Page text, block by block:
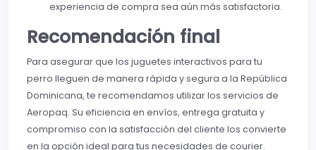
experiencia de compra sea aún más satisfactoria.
Recomendación final
Para asegurar que los juguetes interactivos para tu
perro lleguen de manera rápida y segura a la República
Dominicana, te recomendamos utilizar los servicios de
Aeropaq. Su eficiencia en envíos, entrega gratuita y
compromiso con la satisfacción del cliente los convierte
en la opción ideal para tus necesidades de courier.